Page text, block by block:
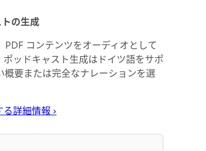
の生成
コンテンツをオーディオとして
ッドキャスト生成はドイツ語をサポ
要または完全なナレーションを選
詳細情報 ›